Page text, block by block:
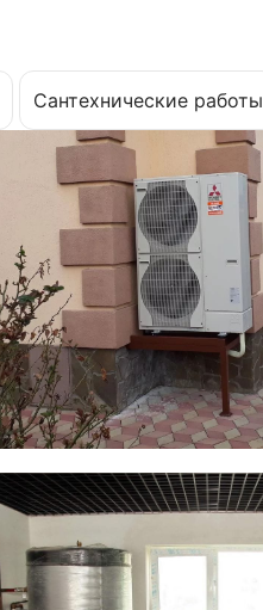
Сантехнические работы